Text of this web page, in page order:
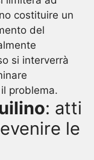
costituire un
del
si interverrà
problema.
: atti
le